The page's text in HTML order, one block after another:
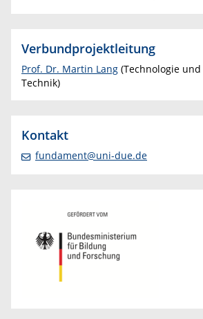
Verbundprojektleitung
Prof. Dr. Martin Lang (Technologie
Technik)
Kontakt
fundament@uni-due.de